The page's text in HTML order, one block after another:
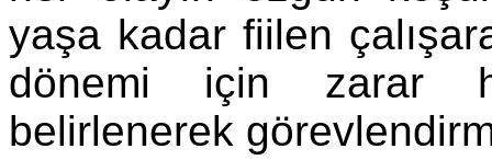
yaşa kadar fiilen
dönemi için zarar
belirlenerek